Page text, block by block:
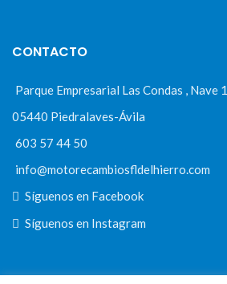
CONTACTO
Parque Empresarial Las Condas , Nave 1
05440 Piedralaves-Ávila
603 57 44 50
info@motorecambiosfldelhierro.com
Síguenos en Facebook
Síguenos en Instagram